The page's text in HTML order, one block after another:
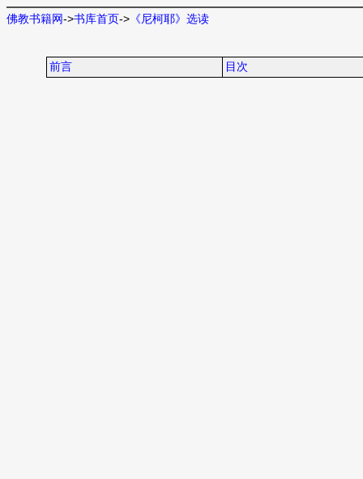
佛教书籍网->书库首页-> 《尼柯耶》选读
前言 目次